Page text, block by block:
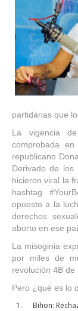
partidarias que
La vigencia
comprobada
republicano
Derivado de los
hicieron viral la
hashtag
opuesto a la
derechos
aborto en ese
La misoginia
por miles de
revolución 4B de
Pero ¿qué es lo
Bihon: